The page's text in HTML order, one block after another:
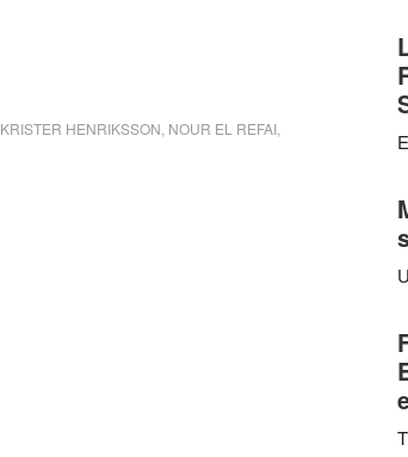
KRISTER HENRIKSSON NOUR EL REFAI